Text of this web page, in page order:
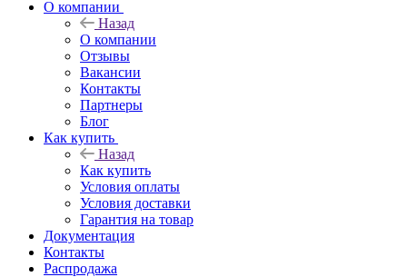
О компании
Назад
О компании
Отзывы
Вакансии
Контакты
Партнеры
Блог
Как купить
Назад
Как купить
Условия оплаты
Условия доставки
Гарантия на товар
Документация
Контакты
Распродажа